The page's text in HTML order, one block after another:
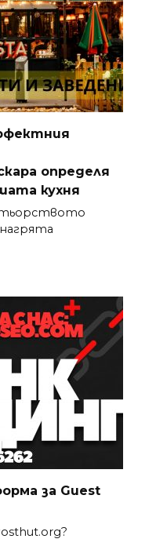
определя
кухня
за Guest